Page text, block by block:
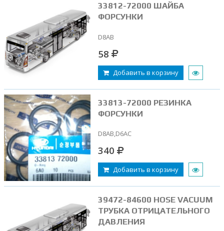
33812-72000 ШАЙБА
ФОРСУНКИ
D8AB
58
Добавить в корзину
33813-72000 РЕЗИНКА
ФОРСУНКИ
D8AB,D6AC
340
Добавить в корзину
39472-84600 HOSE VACUUM
ТРУБКА ОТРИЦАТЕЛЬНОГО
ДАВЛЕНИЯ